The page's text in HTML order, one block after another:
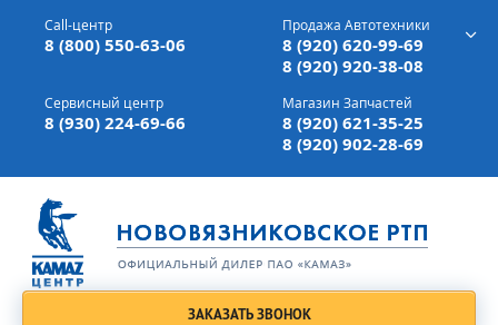
г. Вязники,ул. Механизаторов, д 90
Доставка а/м,по всей России
Call-центр
8 (800) 550-63-06
Продажа Автотехники
8 (920) 620-99-69
8 (920) 920-38-08
Сервисный центр
8 (930) 224-69-66
Магазин Запчастей
8 (920) 621-35-25
8 (920) 902-28-69
ЗАКАЗАТЬ ЗВОНОК